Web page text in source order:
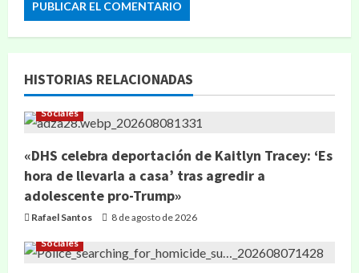
HISTORIAS RELACIONADAS
Sociales
«DHS celebra deportación de Kaitlyn Tracey: ‘Es
hora de llevarla a casa’ tras agredir a
adolescente pro-Trump»
Rafael Santos 8 de agosto de 2026
Sociales